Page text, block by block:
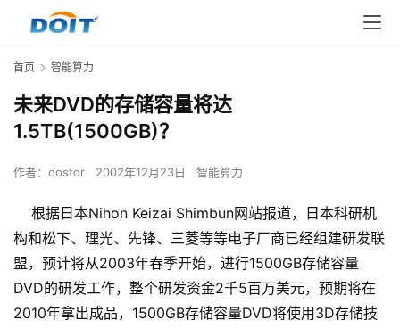
首页 智能算力
未来DVD的存储容量将达
1.5TB(1500GB)？
作者： dostor 2002年12月23日 智能算力
根据日本Nihon Keizai Shimbun网站报道，日本科研机
构和松下、理光、先锋、三菱等等电子厂商已经组建研发联
盟，预计将从2003年春季开始，进行1500GB存储容量
DVD的研发工作，整个研发资金2千5百万美元，预期将在
2010年拿出成品，1500GB存储容量DVD将使用3D存储技